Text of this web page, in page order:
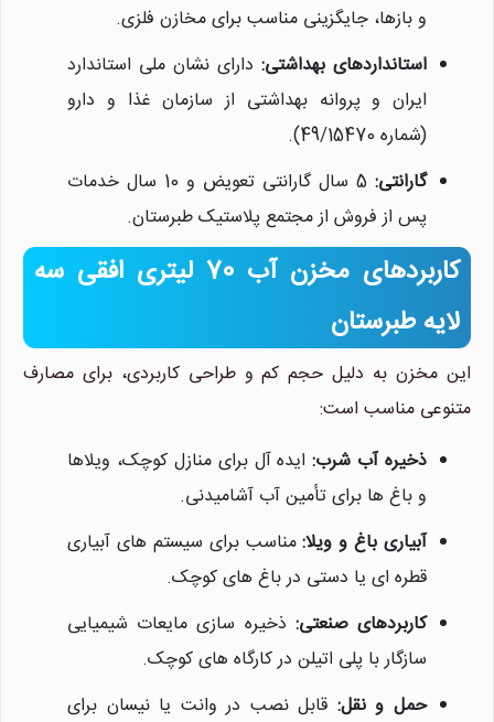
و بازها، جایگزینی مناسب برای مخازن فلزی.
استانداردهای بهداشتی: دارای نشان ملی استاندارد
ایران و پروانه بهداشتی از سازمان غذا و دارو
(شماره 49/15470).
گارانتی:
5 سال گارانتی تعویض و 10 سال خدمات
پس از فروش از مجتمع پلاستیک طبرستان.
کاربردهای مخزن آب 70 لیتری افقی سه
لایه طبرستان
این مخزن به دلیل حجم کم و طراحی کاربردی، برای مصارف
متنوعی مناسب است:
ذخیره آب شرب:ایده آل برای منازل کوچک، ویلاها
و باغ ها برای تأمین آب آشامیدنی.
آبیاری باغ و ویلا:مناسب برای سیستم های آبیاری
قطره ای یا دستی در باغ های کوچک.
کاربردهای صنعتی: ذخیره سازی مایعات شیمیایی
سازگار با پلی اتیلن در کارگاه های کوچک.
حمل و نقل: قابل نصب در وانت یا نیسان برای
نیلان واتر
معمولا در لحظه پاسخگوی شما
هستیم.